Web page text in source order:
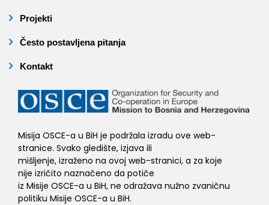
Projekti
Često postavljena pitanja
Kontakt
Misija OSCE-a u BiH je podržala izradu ove web-
stranice. Svako gledište, izjava ili
mišljenje, izraženo na ovoj web-stranici, a za koje
nije izričito naznačeno da potiče
iz Misije OSCE-a u BiH, ne odražava nužno zvaničnu
politiku Misije OSCE-a u BiH.